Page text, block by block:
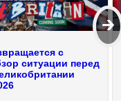
🡲
с
ситуации перед